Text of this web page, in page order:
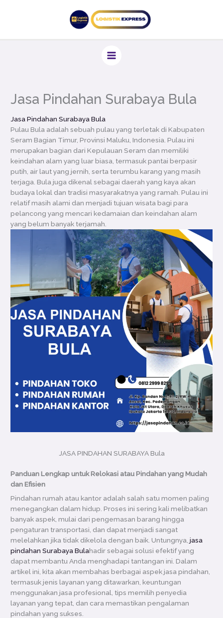
Jasa Pindahan Surabaya Bula
Jasa Pindahan Surabaya Bula
Pulau Bula adalah sebuah pulau yang terletak di Kabupaten
Seram Bagian Timur, Provinsi Maluku, Indonesia. Pulau ini
merupakan bagian dari Kepulauan Seram dan memiliki
keindahan alam yang luar biasa, termasuk pantai berpasir
putih, air laut yang jernih, serta terumbu karang yang masih
terjaga. Bula juga dikenal sebagai daerah yang kaya akan
budaya lokal dan tradisi masyarakatnya yang ramah. Pulau ini
relatif masih alami dan menjadi tujuan wisata bagi para
pelancong yang mencari kedamaian dan keindahan alam
yang belum banyak terjamah.
JASA PINDAHAN SURABAYA Bula
Panduan Lengkap untuk Relokasi atau Pindahan yang Mudah
dan Efisien
Pindahan rumah atau kantor adalah salah satu momen paling
menegangkan dalam hidup. Proses ini sering kali melibatkan
banyak aspek, mulai dari pengemasan barang hingga
pengaturan transportasi, dan dapat menjadi sangat
melelahkan jika tidak dikelola dengan baik. Untungnya,jasa
pindahan Surabaya Bulahadir sebagai solusi efektif yang
dapat membantu Anda menghadapi tantangan ini. Dalam
artikel ini, kita akan membahas berbagai aspek jasa pindahan,
termasuk jenis layanan yang ditawarkan, keuntungan
menggunakan jasa profesional, tips memilih penyedia
layanan yang tepat, dan cara memastikan pengalaman
pindahan yang sukses.